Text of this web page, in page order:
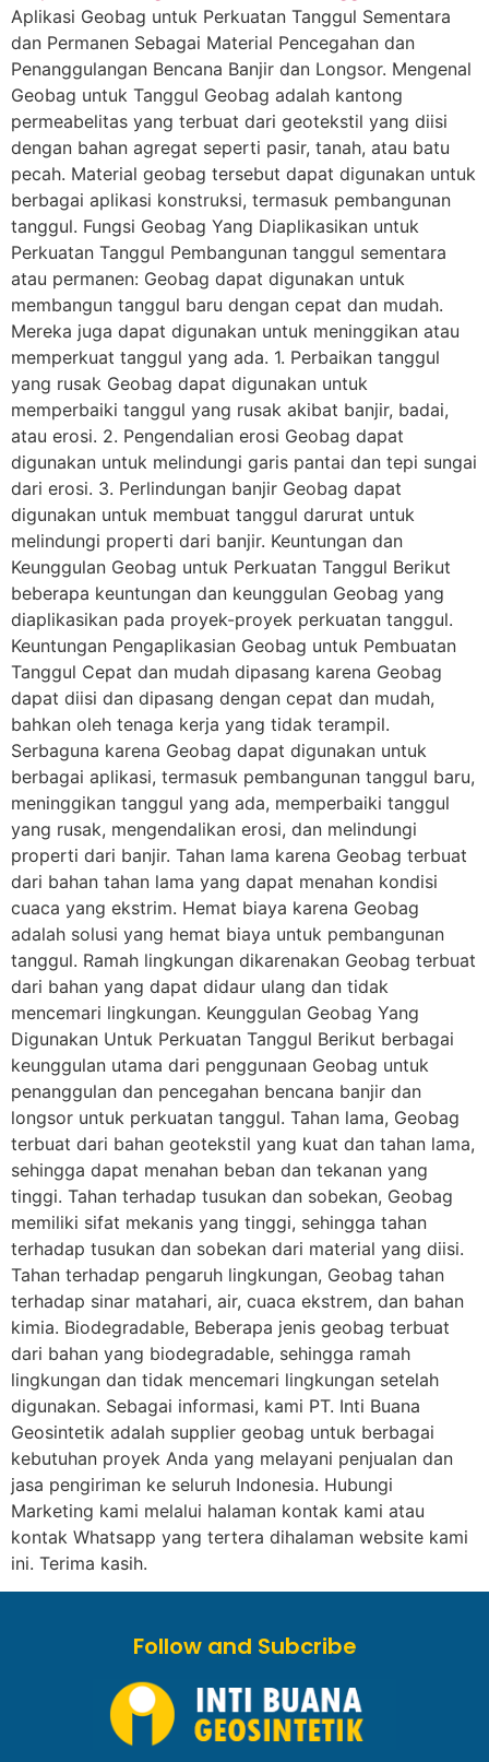
Aplikasi Geobag untuk Perkuatan Tanggul Sementara
dan Permanen Sebagai Material Pencegahan dan
Penanggulangan Bencana Banjir dan Longsor. Mengenal
Geobag untuk Tanggul Geobag adalah kantong
permeabelitas yang terbuat dari geotekstil yang diisi
dengan bahan agregat seperti pasir, tanah, atau batu
pecah. Material geobag tersebut dapat digunakan untuk
berbagai aplikasi konstruksi, termasuk pembangunan
tanggul. Fungsi Geobag Yang Diaplikasikan untuk
Perkuatan Tanggul Pembangunan tanggul sementara
atau permanen: Geobag dapat digunakan untuk
membangun tanggul baru dengan cepat dan mudah.
Mereka juga dapat digunakan untuk meninggikan atau
memperkuat tanggul yang ada. 1. Perbaikan tanggul
yang rusak Geobag dapat digunakan untuk
memperbaiki tanggul yang rusak akibat banjir, badai,
atau erosi. 2. Pengendalian erosi Geobag dapat
digunakan untuk melindungi garis pantai dan tepi sungai
dari erosi. 3. Perlindungan banjir Geobag dapat
digunakan untuk membuat tanggul darurat untuk
melindungi properti dari banjir. Keuntungan dan
Keunggulan Geobag untuk Perkuatan Tanggul Berikut
beberapa keuntungan dan keunggulan Geobag yang
diaplikasikan pada proyek-proyek perkuatan tanggul.
Keuntungan Pengaplikasian Geobag untuk Pembuatan
Tanggul Cepat dan mudah dipasang karena Geobag
dapat diisi dan dipasang dengan cepat dan mudah,
bahkan oleh tenaga kerja yang tidak terampil.
Serbaguna karena Geobag dapat digunakan untuk
berbagai aplikasi, termasuk pembangunan tanggul baru,
meninggikan tanggul yang ada, memperbaiki tanggul
yang rusak, mengendalikan erosi, dan melindungi
properti dari banjir. Tahan lama karena Geobag terbuat
dari bahan tahan lama yang dapat menahan kondisi
cuaca yang ekstrim. Hemat biaya karena Geobag
adalah solusi yang hemat biaya untuk pembangunan
tanggul. Ramah lingkungan dikarenakan Geobag terbuat
dari bahan yang dapat didaur ulang dan tidak
mencemari lingkungan. Keunggulan Geobag Yang
Digunakan Untuk Perkuatan Tanggul Berikut berbagai
keunggulan utama dari penggunaan Geobag untuk
penanggulan dan pencegahan bencana banjir dan
longsor untuk perkuatan tanggul. Tahan lama, Geobag
terbuat dari bahan geotekstil yang kuat dan tahan lama,
sehingga dapat menahan beban dan tekanan yang
tinggi. Tahan terhadap tusukan dan sobekan, Geobag
memiliki sifat mekanis yang tinggi, sehingga tahan
terhadap tusukan dan sobekan dari material yang diisi.
Tahan terhadap pengaruh lingkungan, Geobag tahan
terhadap sinar matahari, air, cuaca ekstrem, dan bahan
kimia. Biodegradable, Beberapa jenis geobag terbuat
dari bahan yang biodegradable, sehingga ramah
lingkungan dan tidak mencemari lingkungan setelah
digunakan. Sebagai informasi, kami PT. Inti Buana
Geosintetik adalah supplier geobag untuk berbagai
kebutuhan proyek Anda yang melayani penjualan dan
jasa pengiriman ke seluruh Indonesia. Hubungi
Marketing kami melalui halaman kontak kami atau
kontak Whatsapp yang tertera dihalaman website kami
ini. Terima kasih.
Follow and Subcribe